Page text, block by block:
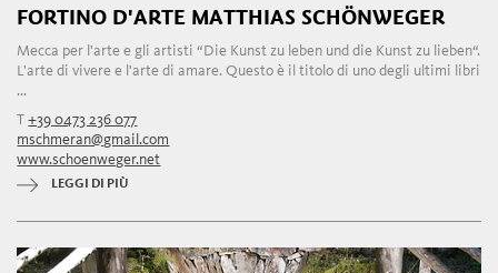
FORTINO D'ARTE MATTHIAS SCHÖNWEGER
Mecca per l'arte e gli artisti “Die Kunst zu leben und die Kunst zu lieben“.
L'arte di vivere e l'arte di amare. Questo è il titolo di uno degli ultimi libri
...
T+39 0473 236 077
mschmeran@gmail.com
www.schoenweger.net
LEGGI DI PIÙ